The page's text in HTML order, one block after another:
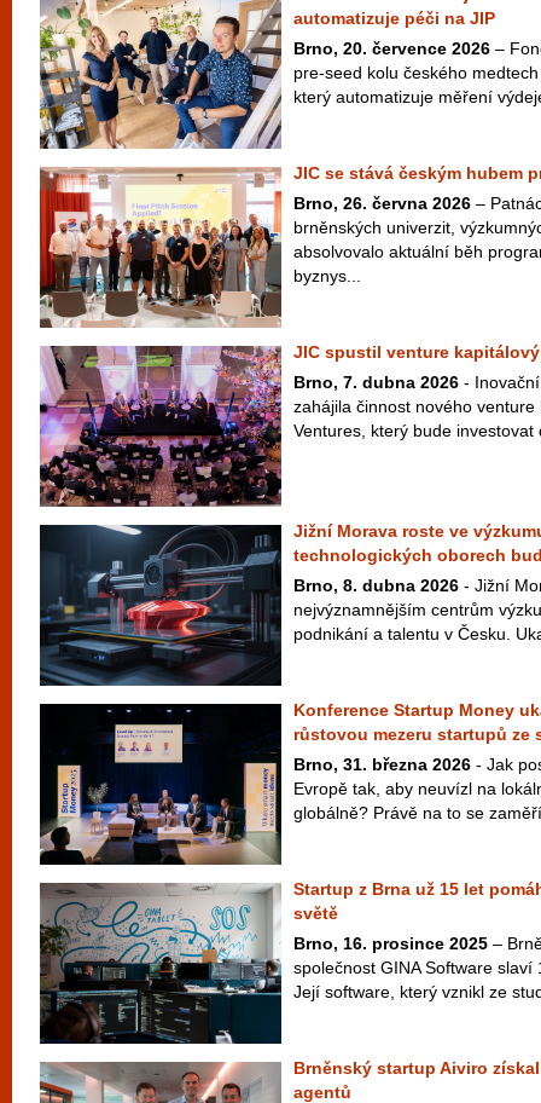
automatizuje péči na JIP
Brno, 20. července 2026 –
pre-seed kolu českého
který automatizuje měření
JIC se stává českým hubem
Brno, 26. června 2026 –
brněnských univerzit,
absolvovalo aktuální běh
byznys...
JIC spustil venture
Brno, 7. dubna 2026 -
zahájila činnost nového
Ventures, který bude investovat
Jižní Morava roste ve
technologických oborech
Brno, 8. dubna 2026 - Jižní
nejvýznamnějším centrům
podnikání a talentu v Česku.
Konference Startup Money
růstovou mezeru startupů ze
Brno, 31. března 2026 - Jak
Evropě tak, aby neuvízl na
globálně? Právě na to se
Startup z Brna už 15 let
světě
Brno, 16. prosince 2025 –
společnost GINA Software
Její software, který vznikl ze
Brněnský startup Aiviro
agentů